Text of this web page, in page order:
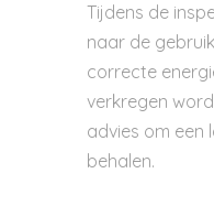
Tijdens de
naar de
correcte
verkregen
advies om een
behalen.